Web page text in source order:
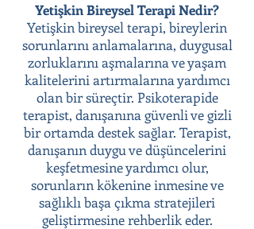
Yetişkin Bireysel Terapi Nedir?
Yetişkin bireysel terapi, bireylerin
sorunlarını anlamalarına, duygusal
zorluklarını aşmalarına ve yaşam
kalitelerini artırmalarına yardımcı
olan bir süreçtir. Psikoterapide
terapist, danışanına güvenli ve gizli
bir ortamda destek sağlar. Terapist,
danışanın duygu ve düşüncelerini
keşfetmesine yardımcı olur,
sorunların kökenine inmesine ve
sağlıklı başa çıkma stratejileri
geliştirmesine rehberlik eder.